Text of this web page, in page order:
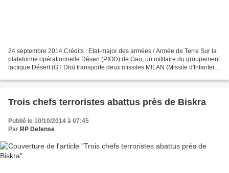
24 septembre 2014 Crédits : Etat-major des armées / Armée de Terre Sur la
plateforme opérationnelle Désert (PfOD) de Gao, un militaire du groupement
tactique Désert (GT Dio) transporte deux missiles MILAN (Missile d'Infanterie
Trois chefs terroristes abattus près de Biskra
Publié le 10/10/2014 à 07:45
Par RP Defense